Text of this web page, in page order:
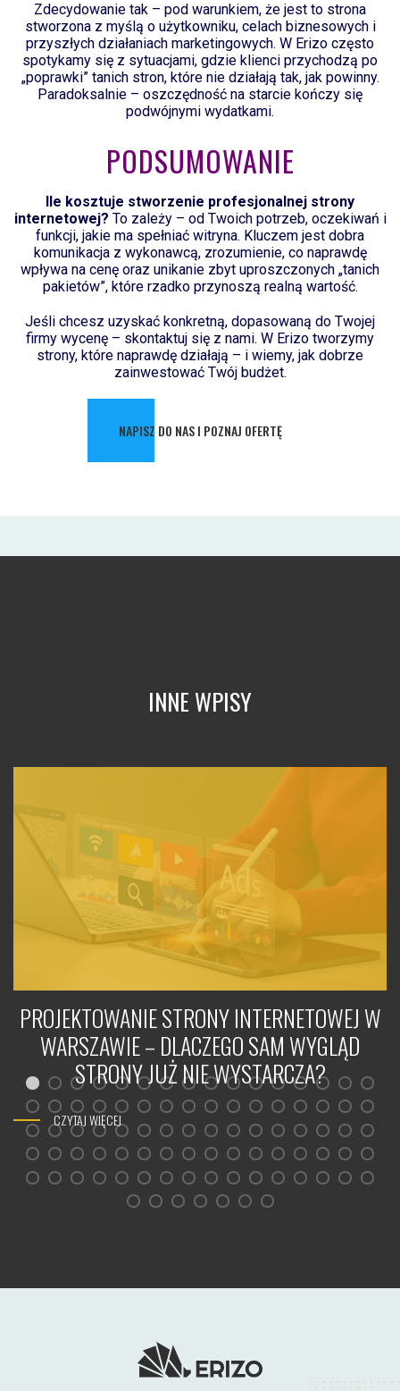
Zdecydowanie tak – pod warunkiem, że jest to strona
stworzona z myślą o użytkowniku, celach biznesowych i
przyszłych działaniach marketingowych. W Erizo często
spotykamy się z sytuacjami, gdzie klienci przychodzą po
„poprawki” tanich stron, które nie działają tak, jak powinny.
Paradoksalnie – oszczędność na starcie kończy się
podwójnymi wydatkami.
PODSUMOWANIE
Ile kosztuje stworzenie profesjonalnej strony
internetowej? To zależy – od Twoich potrzeb, oczekiwań i
funkcji, jakie ma spełniać witryna. Kluczem jest dobra
komunikacja z wykonawcą, zrozumienie, co naprawdę
wpływa na cenę oraz unikanie zbyt uproszczonych „tanich
pakietów”, które rzadko przynoszą realną wartość.
Jeśli chcesz uzyskać konkretną, dopasowaną do Twojej
firmy wycenę – skontaktuj się z nami. W Erizo tworzymy
strony, które naprawdę działają – i wiemy, jak dobrze
zainwestować Twój budżet.
NAPISZ DO NAS I POZNAJ OFERTĘ
INNE WPISY
PROJEKTOWANIE STRONY INTERNETOWEJ W
WARSZAWIE – DLACZEGO SAM WYGLĄD
STRONY JUŻ NIE WYSTARCZA?
CZYTAJ WIĘCEJ